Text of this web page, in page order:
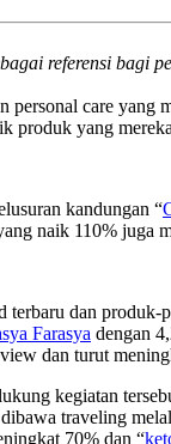
referensi bagi
personal care
yang
kandungan “
naik 110% juga
dan
Farasya dengan
dan turut
kegiatan
traveling
70% dan “